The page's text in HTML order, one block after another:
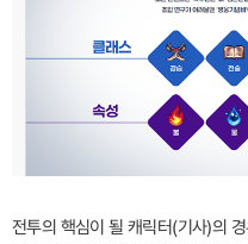
전투의 핵심이 될 캐릭터(기사)의